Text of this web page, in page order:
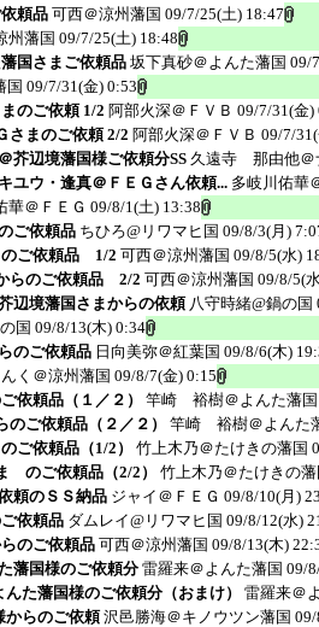
頼品 可西＠涼州藩国 09/7/25(土) 18:47
州藩国 09/7/25(土) 18:48
国さまご依頼品 坂下真砂＠よんた藩国 09/
国 09/7/31(金) 0:53
のご依頼 1/2 阿部火深＠ＦＶＢ 09/7/31(金)
さまのご依頼 2/2 阿部火深＠ＦＶＢ 09/7/
芥辺境藩国様ご依頼分SS 久遠寺 那由他＠
ユウ・逢真＠ＦＥＧさん依頼... 多岐川佑華
華＠ＦＥＧ 09/8/1(土) 13:38
ご依頼品 ちひろ@リワマヒ国 09/8/3(月)
のご依頼品 1/2 可西＠涼州藩国 09/8/5(水)
らのご依頼品 2/2 可西＠涼州藩国 09/8/5(
辺境藩国さまからの依頼 八守時緒@鍋の国
国 09/8/13(木) 0:34
のご依頼品 日向美弥＠紅葉国 09/8/6(木)
く＠涼州藩国 09/8/7(金) 0:15
依頼品（１／２）
竿崎 裕樹＠よんた藩国
のご依頼品（２／２）
竿崎 裕樹＠よんた
ご依頼品（1/2）
竹上木乃＠たけきの藩国
のご依頼品（2/2）
竹上木乃＠たけきの
頼のＳＳ納品 ジャイ＠ＦＥＧ 09/8/10(月)
依頼品 ダムレイ@リワマヒ国 09/8/12(水)
のご依頼品 可西＠涼州藩国 09/8/13(木)
藩国様のご依頼分雷羅来＠よんた藩国 09/
た藩国様のご依頼分（おまけ）
雷羅来＠
らのご依頼 沢邑勝海＠キノウツン藩国